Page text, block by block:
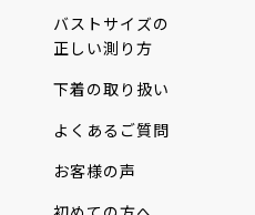
バストサイズの
正しい測り方
下着の取り扱い
よくあるご質問
お客様の声